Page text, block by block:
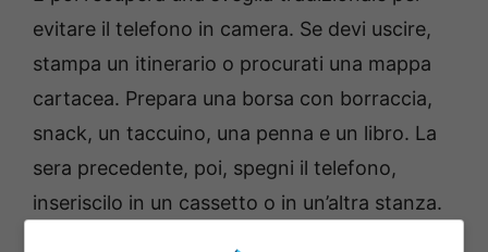
evitare il telefono in camera. Se devi uscire,
stampa un itinerario o procurati una mappa
cartacea. Prepara una borsa con borraccia,
snack, un taccuino, una penna e un libro. La
sera precedente, poi, spegni il telefono,
inseriscilo in un cassetto o in un’altra stanza.